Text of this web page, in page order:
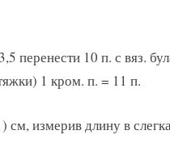
перенести 10 п. с вяз.
1 кром. п. = 11 п.
измерив длину в